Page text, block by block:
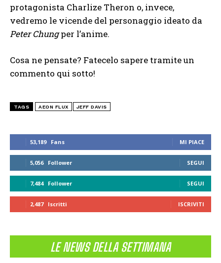
53,189 Fans MI PIACE
5,056 Follower SEGUI
7,484 Follower SEGUI
2,487 Iscritti ISCRIVITI
LE NEWS DELLA SETTIMANA
protagonista Charlize Theron o, invece,
vedremo le vicende del personaggio ideato da
Peter Chungper l’anime.
Cosa ne pensate? Fatecelo sapere tramite un
commento qui sotto!
TAGS AEON FLUX JEFF DAVIS